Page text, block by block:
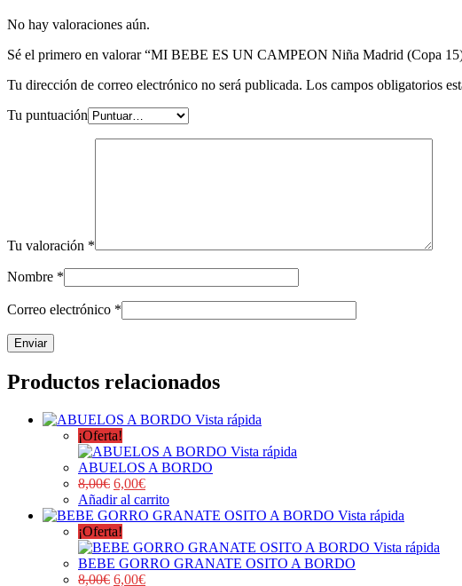
No hay valoraciones aún.
Sé el primero en valorar “MI BEBE ES UN CAMPEON Niña Madrid (Copa
Tu dirección de correo electrónico no será publicada. Los campos obligatorios
Tu puntuación
Tu valoración *
Nombre *
Correo electrónico *
Productos relacionados
Vista rápida
¡Oferta!
Vista rápida
ABUELOS A BORDO
8,00€ 6,00€
Añadir al carrito
Vista rápida
¡Oferta!
Vista rápida
BEBE GORRO GRANATE OSITO A BORDO
8,00€ 6,00€